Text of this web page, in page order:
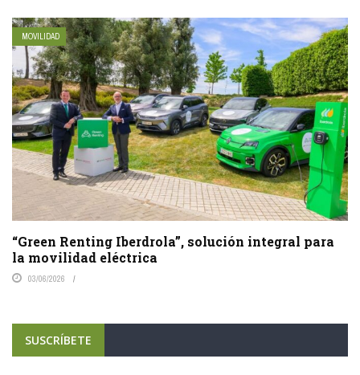
MOVILIDAD
“Green Renting Iberdrola”, solución integral para
la movilidad eléctrica
03/06/2026
SUSCRÍBETE